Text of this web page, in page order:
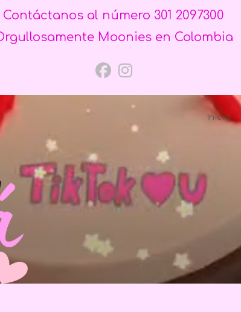
Contáctanos al número 301 2097300
Moonies en Colombia
Inicio